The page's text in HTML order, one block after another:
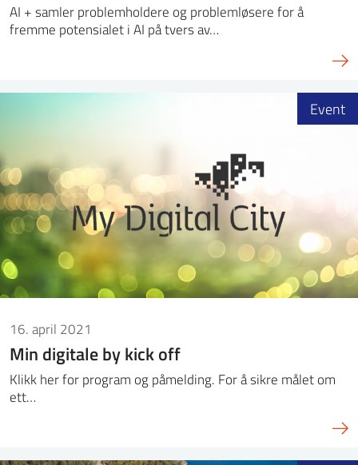
AI + samler problemholdere og problemløsere for å
fremme potensialet i AI på tvers av…
16. april 2021
Min digitale by kick off
Klikk her for program og påmelding. For å sikre målet om
ett…
Event